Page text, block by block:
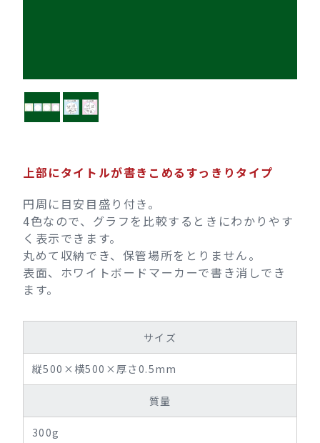
上部にタイトルが書きこめるすっきりタイプ
円周に目安目盛り付き。
4色なので、グラフを比較するときにわかりやす
く表示できます。
丸めて収納でき、保管場所をとりません。
表面、ホワイトボードマーカーで書き消しでき
ます。
サイズ
縦500×横500×厚さ0.5mm
質量
300g